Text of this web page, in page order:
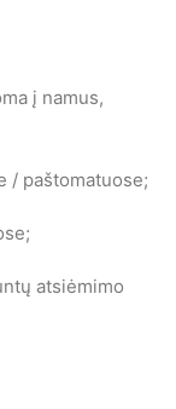
į namus,
/ paštomatuose;
atsiėmimo